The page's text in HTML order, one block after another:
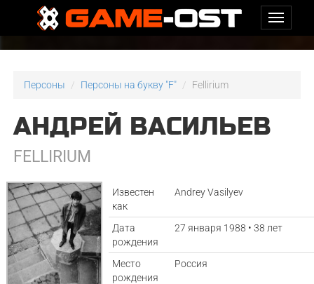
Персоны Персоны на букву "F" Fellirium
АНДРЕЙ ВАСИЛЬЕВ
FELLIRIUM
Известен
как
Andrey Vasilyev
Дата
рождения
27 января 1988 • 38 лет
Место
рождения
Россия